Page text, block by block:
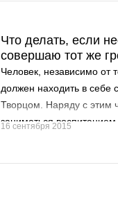
Что делать, если
совершаю тот же
Человек, независимо от
должен находить в
Творцом. Наряду с этим
заниматься
16 сентября 2015